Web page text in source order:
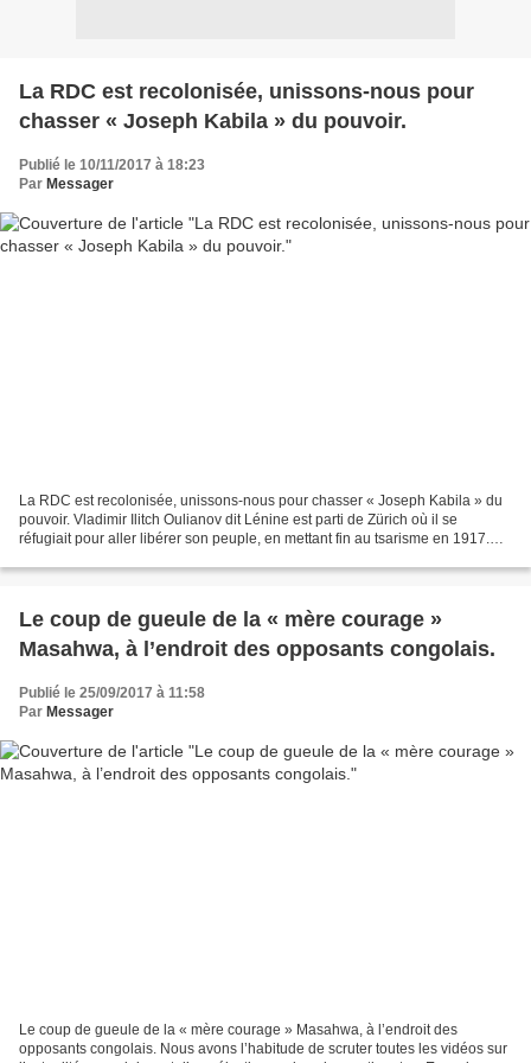
La RDC est recolonisée, unissons-nous pour
chasser « Joseph Kabila » du pouvoir.
Publié le 10/11/2017 à 18:23
Par Messager
La RDC est recolonisée, unissons-nous pour chasser « Joseph Kabila » du
pouvoir. Vladimir Ilitch Oulianov dit Lénine est parti de Zürich où il se
réfugiait pour aller libérer son peuple, en mettant fin au tsarisme en 1917.
Le coup de gueule de la « mère courage »
Masahwa, à l’endroit des opposants congolais.
Publié le 25/09/2017 à 11:58
Par Messager
Le coup de gueule de la « mère courage » Masahwa, à l’endroit des
opposants congolais. Nous avons l’habitude de scruter toutes les vidéos sur